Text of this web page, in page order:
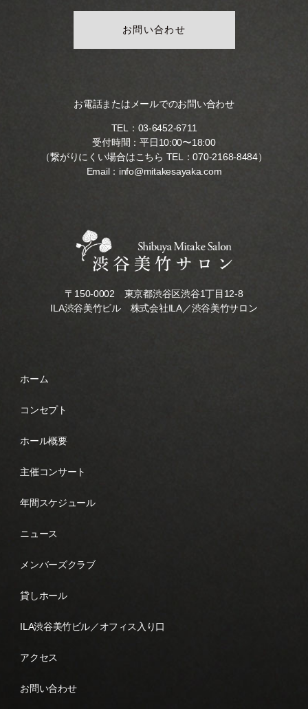
お問い合わせ
お電話またはメールでのお問い合わせ
TEL： 03-6452-6711
受付時間：平日10:00〜18:00
（繋がりにくい場合はこちら TEL：070-2168-8484）
Email： info@mitakesayaka.com
〒150-0002 東京都渋谷区渋谷1丁目12-8
ILA渋谷美竹ビル 株式会社ILA／渋谷美竹サロン
ホーム
コンセプト
ホール概要
主催コンサート
年間スケジュール
ニュース
メンバーズクラブ
貸しホール
ILA渋谷美竹ビル／オフィス入り口
アクセス
お問い合わせ